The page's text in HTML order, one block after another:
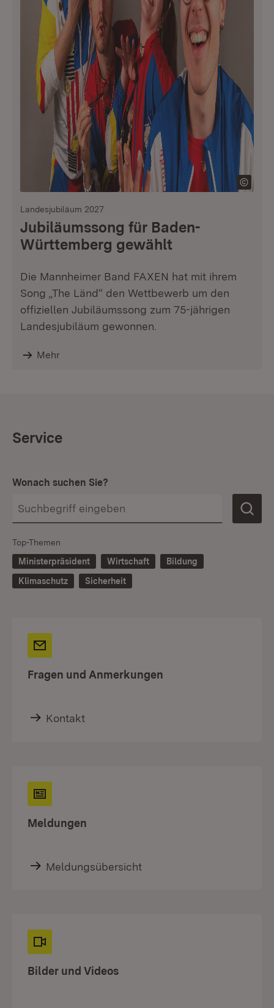
Landesjubiläum 2027
Jubiläumssong für Baden-
Württemberg gewählt
Die Mannheimer Band FAXEN hat mit ihrem
Song „The Länd“ den Wettbewerb um den
offiziellen Jubiläumssong zum 75-jährigen
Landesjubiläum gewonnen.
Mehr
Service
Wonach suchen Sie?
Top-Themen
Ministerpräsident
Wirtschaft
Bildung
Klimaschutz
Sicherheit
Fragen und Anmerkungen
Kontakt
Meldungen
Meldungsübersicht
Bilder und Videos